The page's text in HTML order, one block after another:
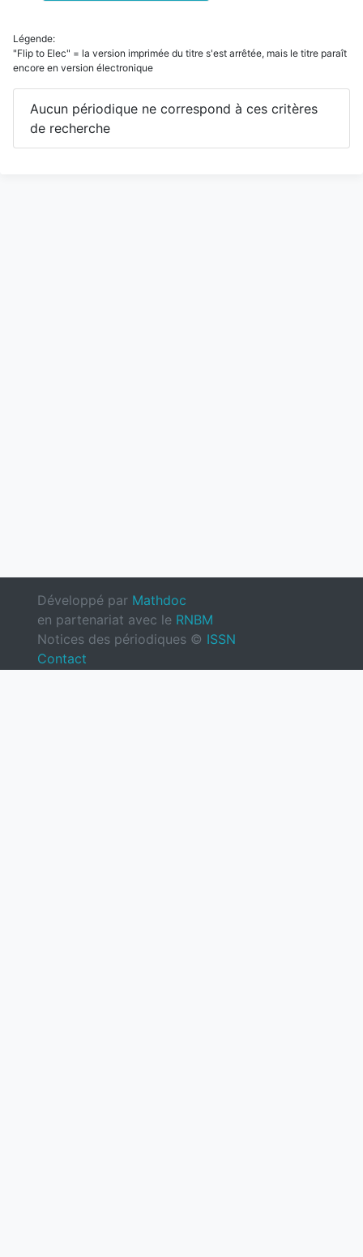
Légende:
"Flip to Elec" = la version imprimée du titre s'est arrêtée, mais le titre paraît
encore en version électronique
Aucun périodique ne correspond à ces critères
de recherche
Développé par Mathdoc
en partenariat avec le RNBM
Notices des périodiques © ISSN
Contact